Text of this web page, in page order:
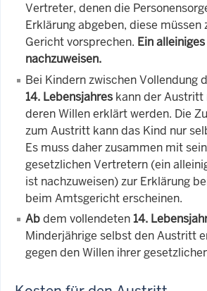
Vertreter, denen die
Erklärung abgeben, diese müssen
Gericht vorsprechen. Ein
nachzuweisen.
Bei Kindern zwischen Vollendung
14. Lebensjahres kann der Austritt
deren Willen erklärt werden. Die
zum Austritt kann das Kind nur
Es muss daher zusammen mit
gesetzlichen Vertretern (ein
ist nachzuweisen) zur Erklärung
beim Amtsgericht erscheinen.
Abdem vollendeten14.
Minderjährige selbst den Austritt
gegen den Willen ihrer